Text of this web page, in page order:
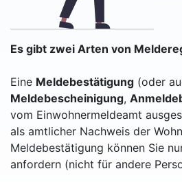
Es gibt zwei Arten von
Eine Meldebestätigung (oder
Meldebescheinigung,
vom Einwohnermeldeamt
als amtlicher Nachweis der
Meldebestätigung können Sie
anfordern (nicht für andere